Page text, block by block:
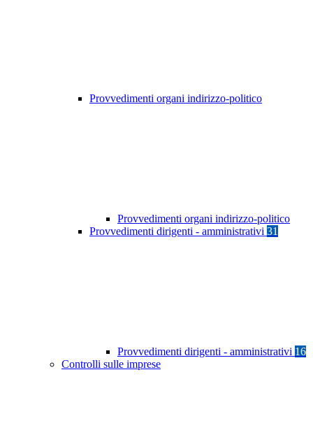
Provvedimenti organi indirizzo-politico
Provvedimenti organi indirizzo-politico
Provvedimenti dirigenti - amministrativi 31
Provvedimenti dirigenti - amministrativi 16
Controlli sulle imprese